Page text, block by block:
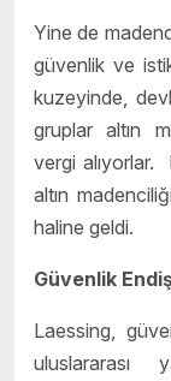
Yine de
güvenlik ve
kuzeyinde,
gruplar altın
vergi alıyorlar.
altın
haline geldi.
Güvenlik
Laessing,
uluslararası